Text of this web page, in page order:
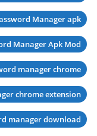
Manager apk
Manager Apk Mod
manager chrome
chrome extension
manager download